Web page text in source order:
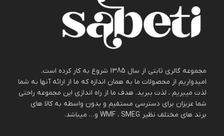
مجموعه گالری ثابتی از سال 1385 شروع به کار کرده است.
امیدواریم از محصولات ما به همان اندازه که ما از ارائه آنها به شما
لذت میبریم ، لذت ببرید. هدف ما از راه اندازی این مجموعه راحتی
شما عزیزان برای دسترسی مستقیم و بدون واسطه به کالا های
برند های مختلف نظیر WMF ، SMEG و… میباشد.